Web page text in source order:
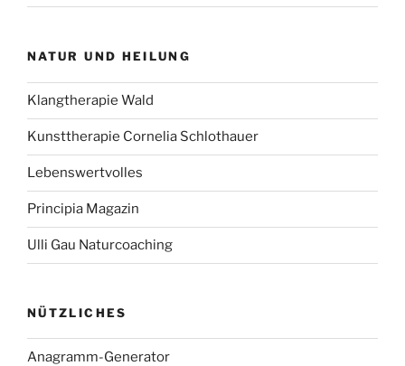
NATUR UND HEILUNG
Klangtherapie Wald
Kunsttherapie Cornelia Schlothauer
Lebenswertvolles
Principia Magazin
Ulli Gau Naturcoaching
NÜTZLICHES
Anagramm-Generator